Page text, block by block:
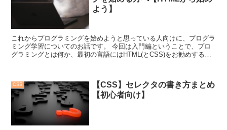
よう】
これからプログラミングを始めようと思っている人向けに、プログラ
ミング学習についてのお話です。 今回は入門編ということで、プロ
グラミングとは何か、最初の言語にはHTML(とCSS)をお勧めする理
CSS
【CSS】セレクタの書き方まとめ
【初心者向け】